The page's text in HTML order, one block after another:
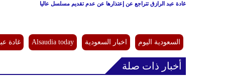
غادة عبد الرازق تتراجع عن إعتذارها عن عدم تقديم مسلسل عاليا
السعودية اليوم اخبار السعودية Alsaudia today غادة
أخبار ذات صلة